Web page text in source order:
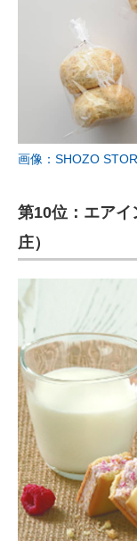
画像：SHOZO
第10位：エア
庄）